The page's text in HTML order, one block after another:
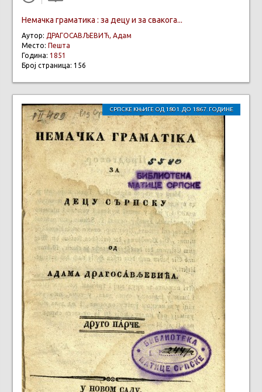
Немачка граматика : за децу и за свакога...
Аутор: ДРАГОСАВЉЕВИЋ, Адам
Место: Пешта
Година: 1851
Број страница: 156
СРПСКЕ КЊИГЕ ОД 1801. ДО 1867. ГОДИНЕ